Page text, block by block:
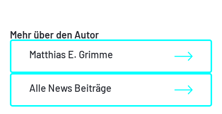
Mehr über den Autor
Matthias E. Grimme
Alle News Beiträge